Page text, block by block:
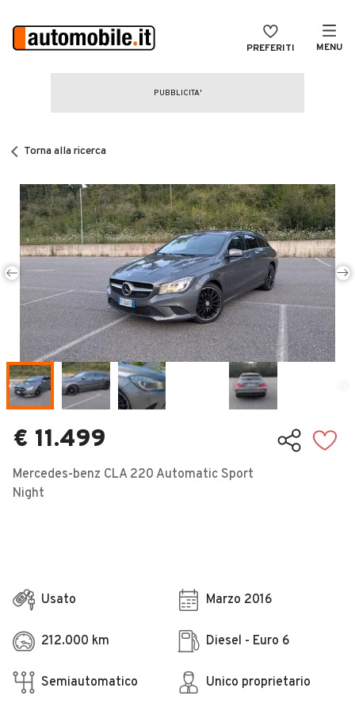
PREFERITI MENU
CERCA
Auto Nuove
Noleggio a lungo termine
Auto d'epoca
Moto
Camper
Veicoli Commerciali
Concessionari
Torna alla ricerca
€ 11.499
Mercedes-benz CLA 220 Automatic Sport
Night
Usato Marzo 2016
212.000 km Diesel - Euro 6
Semiautomatico Unico proprietario